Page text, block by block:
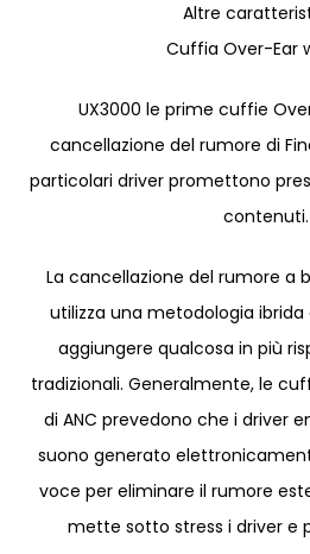
Altre
Cuffia Over-Ear
UX3000 le prime cuffie
cancellazione del rumore di
particolari driver promettono
contenuti.
La cancellazione del rumore a
utilizza una metodologia
aggiungere qualcosa in più
tradizionali. Generalmente, le
di ANC prevedono che i driver
suono generato
voce per eliminare il rumore
mette sotto stress i driver e